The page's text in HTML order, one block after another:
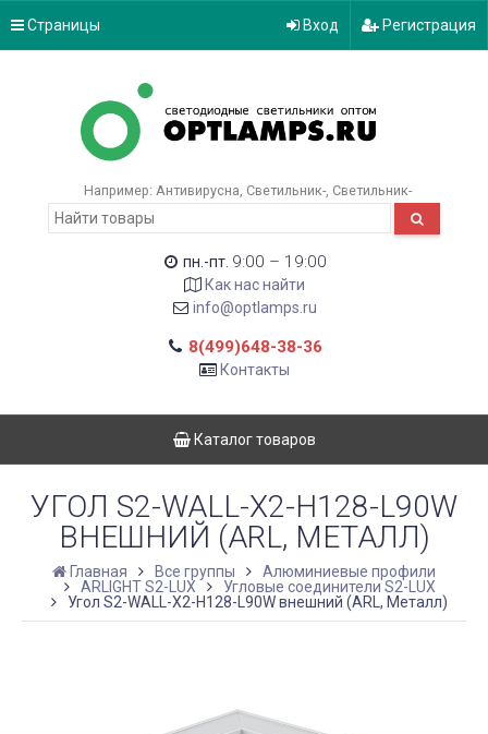
Страницы Вход Регистрация
Например: Антивирусна Светильник- Светильник-
пн.-пт. 9:00 – 19:00
Как нас найти
info@optlamps.ru
8(499)648-38-36
Контакты
Каталог товаров
УГОЛ S2-WALL-X2-H128-L90W
ВНЕШНИЙ (ARL, МЕТАЛЛ)
Главная Все группы
Алюминиевые профили
ARLIGHT S2-LUX
Угловые соединители S2-LUX
Угол S2-WALL-X2-H128-L90W внешний (ARL, Металл)